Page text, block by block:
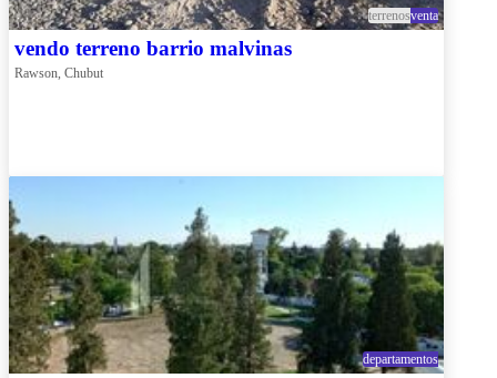
terrenosventa
vendo terreno barrio malvinas
Rawson, Chubut
departamentos